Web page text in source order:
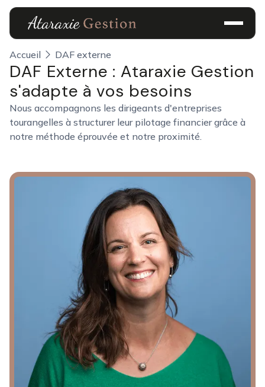
Accueil DAF externe
DAF Externe : Ataraxie Gestion
s'adapte à vos besoins
Nous accompagnons les dirigeants d'entreprises
tourangelles à structurer leur pilotage financier grâce à
notre méthode éprouvée et notre proximité.